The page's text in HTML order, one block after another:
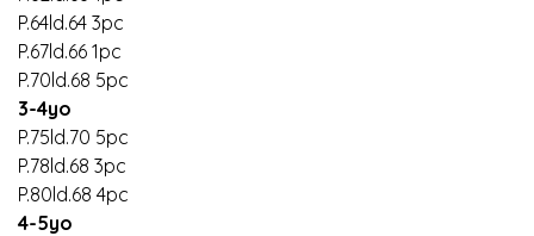
P.64ld.64 3pc
P.67ld.66 1pc
P.70ld.68 5pc
3-4yo
P.75ld.70 5pc
P.78ld.68 3pc
P.80ld.68 4pc
4-5yo